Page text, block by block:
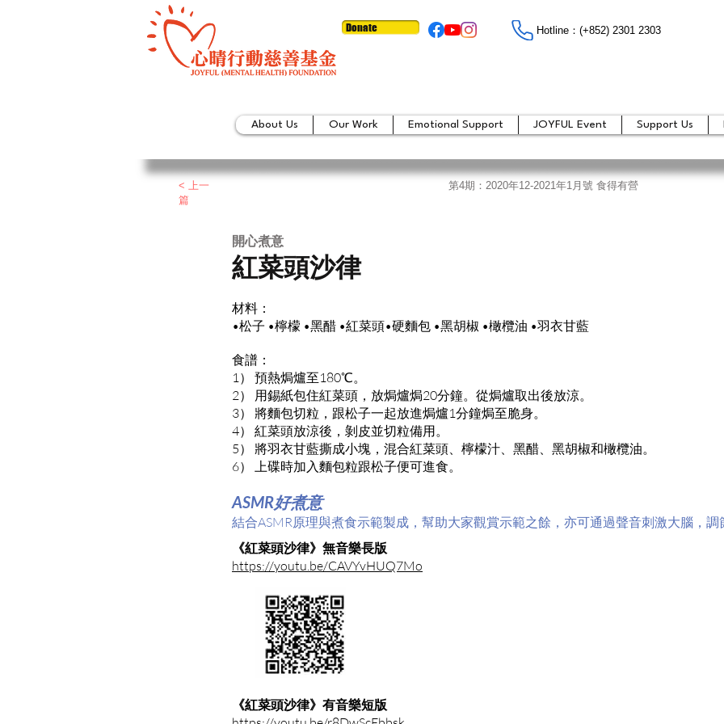
Donate Hotline：​​(+852) 2301 2303
About Us Our Work Emotional Support JOYFUL Event Support Us
< 上一
篇
第4期：2020年12-2021年1月號 食得有營
​開心煮意
紅菜頭沙律
材料：
•松子 •檸檬 •黑醋 •紅菜頭•硬麵包 •黑胡椒 •橄欖油 •羽衣甘藍
食譜：
1） 預熱焗爐至180℃。
2） 用錫紙包住紅菜頭，放焗爐焗20分鐘。從焗爐取出後放涼。
3） 將麵包切粒，跟松子一起放進焗爐1分鐘焗至脆身。
4） 紅菜頭放涼後，剝皮並切粒備用。
5） 將羽衣甘藍撕成小塊，混合紅菜頭、檸檬汁、黑醋、黑胡椒和橄欖油。
6） 上碟時加入麵包粒跟松子便可進食。
ASMR好煮意
結合ASMR原理與煮食示範製成，幫助大家觀賞示範之餘，亦可通過聲音刺激大腦，調
《紅菜頭沙律》無音樂長版
https://youtu.be/CAVYvHUQ7Mo
《紅菜頭沙律》有音樂短版